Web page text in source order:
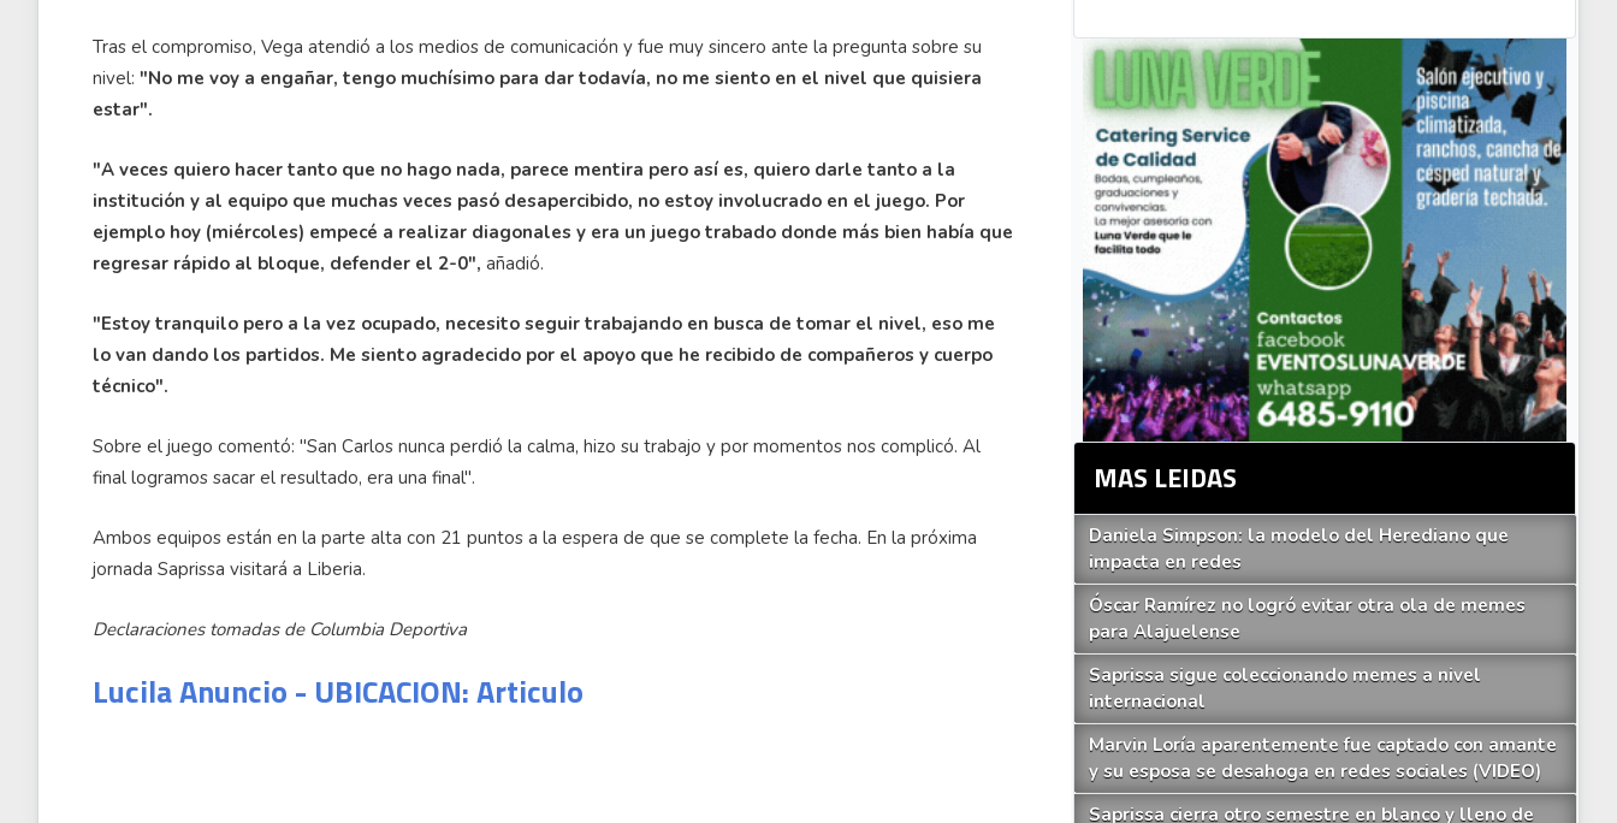
MAS LEIDAS
Daniela Simpson: la modelo del Herediano que
impacta en redes
Óscar Ramírez no logró evitar otra ola de memes
para Alajuelense
Saprissa sigue coleccionando memes a nivel
internacional
Marvin Loría aparentemente fue captado con amante
y su esposa se desahoga en redes sociales (VIDEO)
Saprissa cierra otro semestre en blanco y lleno de
Tras el compromiso, Vega atendió a los medios de comunicación y fue muy sincero ante la pregunta sobre su
nivel: "No me voy a engañar, tengo muchísimo para dar todavía, no me siento en el nivel que quisiera
estar".
"A veces quiero hacer tanto que no hago nada, parece mentira pero así es, quiero darle tanto a la
institución y al equipo que muchas veces pasó desapercibido, no estoy involucrado en el juego. Por
ejemplo hoy (miércoles) empecé a realizar diagonales y era un juego trabado donde más bien había que
regresar rápido al bloque, defender el 2-0", añadió.
"Estoy tranquilo pero a la vez ocupado, necesito seguir trabajando en busca de tomar el nivel, eso me
lo van dando los partidos. Me siento agradecido por el apoyo que he recibido de compañeros y cuerpo
técnico".
Sobre el juego comentó: "San Carlos nunca perdió la calma, hizo su trabajo y por momentos nos complicó. Al
final logramos sacar el resultado, era una final".
Ambos equipos están en la parte alta con 21 puntos a la espera de que se complete la fecha. En la próxima
jornada Saprissa visitará a Liberia.
Declaraciones tomadas de Columbia Deportiva
Lucila Anuncio - UBICACION: Articulo